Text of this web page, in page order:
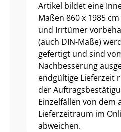
Artikel bildet eine
Maßen 860 x 1985
und Irrtümer
(auch DIN-Maße)
gefertigt und sind
Nachbesserung
endgültige Lieferzeit
der
Einzelfällen von dem
Lieferzeitraum im
abweichen.